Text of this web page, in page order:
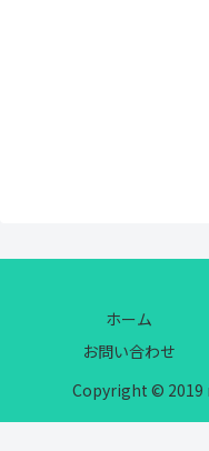
ホーム
お問い合わせ
Copyright © 2019